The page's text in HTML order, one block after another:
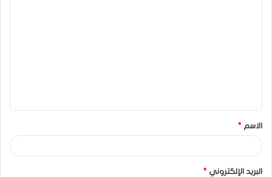
الاسم *
البريد الإلكتروني *